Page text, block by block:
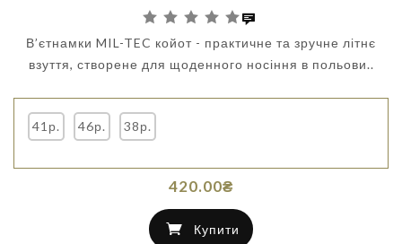
В’єтнамки MIL-TEC койот - практичне та зручне літнє
взуття, створене для щоденного носіння в польови..
41р. 46р. 38р.
420.00₴
Купити